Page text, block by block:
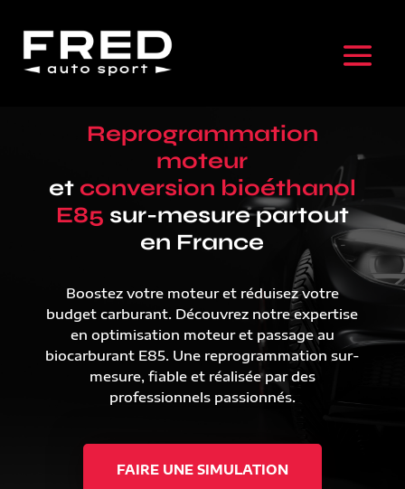
Reprogrammation
moteur
et conversion bioéthanol
E85 sur-mesure partout
en France
Boostez votre moteur et réduisez votre
budget carburant. Découvrez notre expertise
en optimisation moteur et passage au
biocarburant E85. Une reprogrammation sur-
mesure, fiable et réalisée par des
professionnels passionnés.
FAIRE UNE SIMULATION